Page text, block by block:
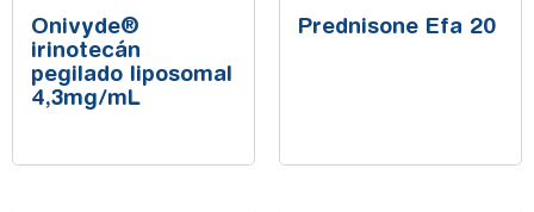
Onivyde®
irinotecán
pegilado liposomal
4,3mg/mL
Prednisone Efa 20